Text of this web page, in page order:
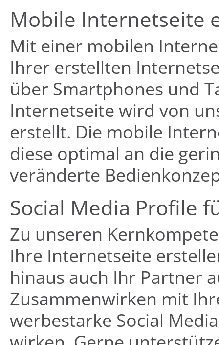
Mobile Internetseite
Mit einer mobilen
Ihrer erstellten
über Smartphones und
Internetseite wird von
erstellt. Die mobile
diese optimal an die
veränderte
Social Media Profile
Zu unseren
Ihre Internetseite
hinaus auch Ihr Partner
Zusammenwirken mit
werbestarke Social